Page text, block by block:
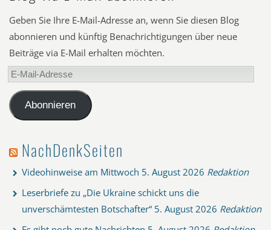
Geben Sie Ihre E-Mail-Adresse an, wenn Sie diesen Blog
abonnieren und künftig Benachrichtigungen über neue
Beiträge via E-Mail erhalten möchten.
E-
Mail-
AdresseAbonnieren
NachDenkSeiten
Videohinweise am Mittwoch 5. August 2026 Redaktion
Leserbriefe zu „Die Ukraine schickt uns die
unverschämtesten Botschafter“ 5. August 2026 Redaktion